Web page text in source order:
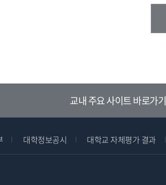
교내 주요 사이트 바로가기
대학정보공시 대학교 자체평가 결과